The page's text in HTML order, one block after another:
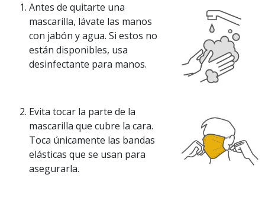
Antes de quitarte una
mascarilla, lávate las manos
con jabón y agua. Si estos no
están disponibles, usa
desinfectante para manos.
Evita tocar la parte de la
mascarilla que cubre la cara.
Toca únicamente las bandas
elásticas que se usan para
asegurarla.